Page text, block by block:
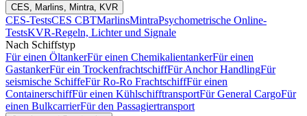
CES, Marlins, Mintra, KVR
CES-TestsCES CBTMarlinsMintraPsychometrische Online-
TestsKVR-Regeln, Lichter und Signale
Nach Schiffstyp
Für einen ÖltankerFür einen ChemikalientankerFür einen
GastankerFür ein TrockenfrachtschiffFür Anchor HandlingFür
seismische SchiffeFür Ro-Ro FrachtschiffFür einen
ContainerschiffFür einen KühlschifftransportFür General CargoFür
einen BulkcarrierFür den Passagiertransport